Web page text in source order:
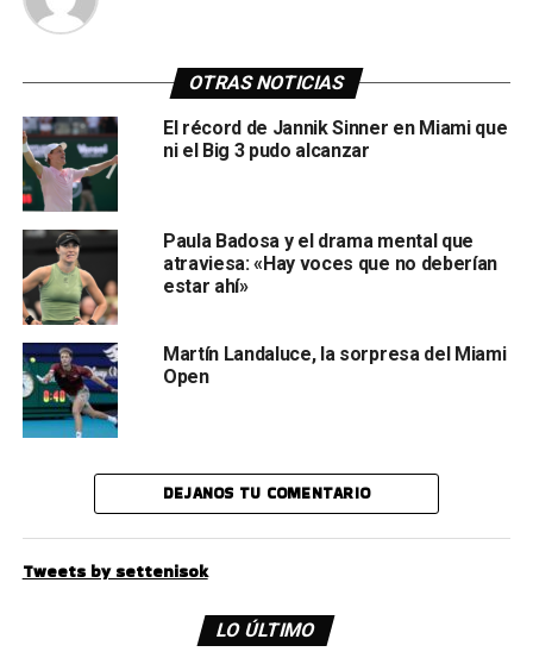
OTRAS NOTICIAS
El récord de Jannik Sinner en Miami que
ni el Big 3 pudo alcanzar
Paula Badosa y el drama mental que
atraviesa: «Hay voces que no deberían
estar ahí»
Martín Landaluce, la sorpresa del Miami
Open
DEJANOS TU COMENTARIO
Tweets by settenisok
LO ÚLTIMO